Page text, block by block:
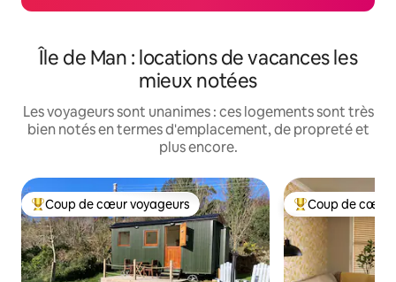
Île de Man : locations de vacances les
mieux notées
Les voyageurs sont unanimes : ces logements sont très
bien notés en termes d'emplacement, de propreté et
plus encore.
Coups de cœur voyageurs les plus appréciés
Coup de cœur voyageurs Coups de cœur
Coup de cœur